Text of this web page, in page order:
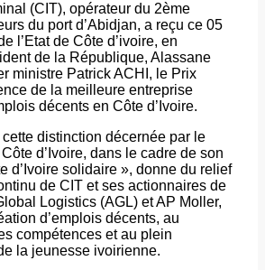
(CIT), opérateur du 2ème
du port d’Abidjan, a reçu ce 05
l’Etat de Côte d’ivoire, en
de la République, Alassane
ministre Patrick ACHI, le Prix
de la meilleure entreprise
décents en Côte d’Ivoire.
cette distinction décernée par le
d’Ivoire, dans le cadre de son
d’Ivoire solidaire », donne du relief
de CIT et ses actionnaires de
Logistics (AGL) et AP Moller,
d’emplois décents, au
compétences et au plein
la jeunesse ivoirienne.